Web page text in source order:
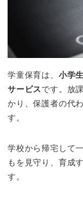
学童保育は、 小学
サービスです。放
かり、保護者の代
す。
学校から帰宅して
もを見守り、育成
す。